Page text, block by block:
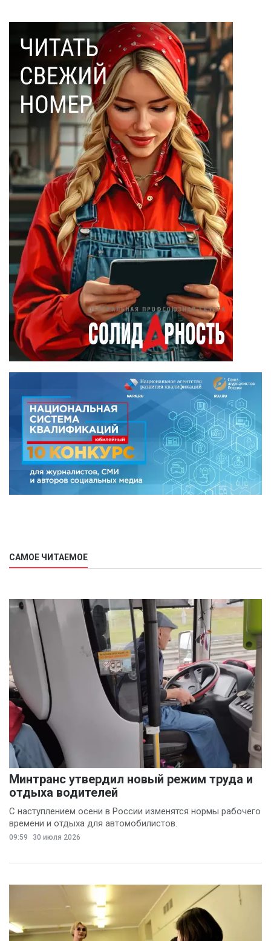
САМОЕ ЧИТАЕМОЕ
Минтранс утвердил новый режим труда и
отдыха водителей
С наступлением осени в России изменятся нормы рабочего
времени и отдыха для автомобилистов.
09:59 30 июля 2026